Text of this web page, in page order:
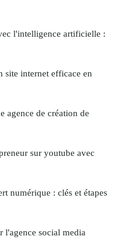
l'intelligence artificielle :
site internet efficace en
agence de création de
sur youtube avec
numérique : clés et étapes
l'agence social media